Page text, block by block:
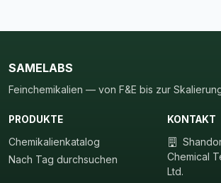
SAMELABS
Feinchemikalien — von F&E bis zur
PRODUKTE
Chemikalienkatalog
Nach Tag durchsuchen
KONTAKT
Chemical
Ltd.